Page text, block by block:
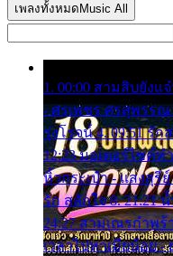
เพลงทั้งหมด Music All
1. 00:00 สามสิบยังแ
- ศรเพชร ศรสุพรรณ
รุ่งโรจน์ 4. 09:51 รั
12:23 มอเตอร์ไซค์ท
หิ้วกระเป๋า - แสงสุรีย์
รัก สลักใจ 8. 21:21
24:27 สามเณรกำพร้
เวลาไปหาเมียน้อย -